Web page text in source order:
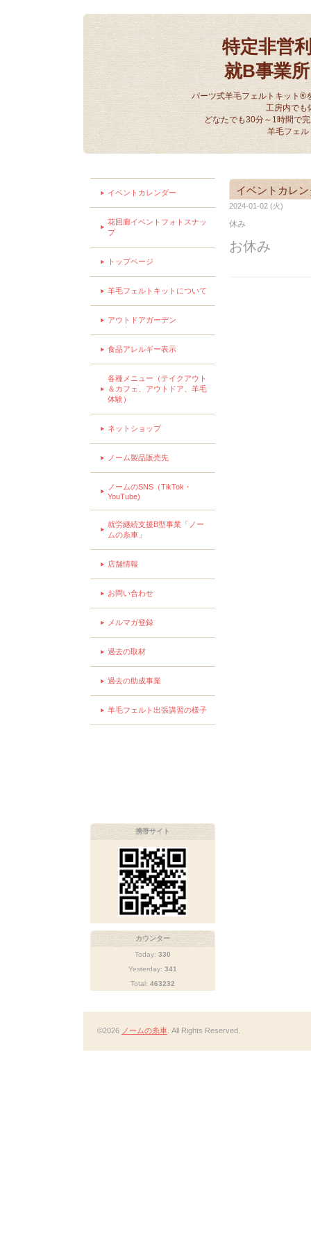
特定非営
就B事業
パーツ式羊毛フェルトキット®
工房内でも
どなたでも30分～1時間で
羊毛フェ
イベントカレ
2024-01-02 (火)
休み
お休み
イベントカレンダー
花回廊イベントフォトスナッ
プ
トップページ
羊毛フェルトキットについて
アウトドアガーデン
食品アレルギー表示
各種メニュー（テイクアウト
＆カフェ、アウトドア、羊毛
体験）
ネットショップ
ノーム製品販売先
ノームのSNS（TikTok・
YouTube)
就労継続支援B型事業「ノー
ムの糸車」
店舗情報
お問い合わせ
メルマガ登録
過去の取材
過去の助成事業
羊毛フェルト出張講習の様子
携帯サイト
カウンター
Today: 330
Yesterday: 341
Total: 463232
©2026 ノームの糸車 . All Rights Reserved.